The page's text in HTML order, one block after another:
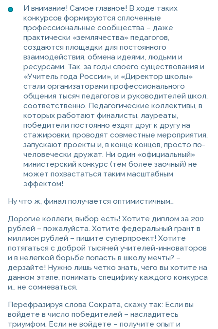
И внимание! Самое главное! В ходе таких
конкурсов формируются сплоченные
профессиональные сообщества – даже
практически «землячества» педагогов,
создаются площадки для постоянного
взаимодействия, обмена идеями, людьми и
ресурсами. Так, за годы своего существования и
«Учитель года России», и «Директор школы»
стали организаторами профессионального
общения тысяч педагогов и руководителей школ,
соответственно. Педагогические коллективы, в
которых работают финалисты, лауреаты,
победители постоянно ездят друг к другу на
стажировки, проводят совместные мероприятия,
запускают проекты и, в конце концов, просто по-
человечески дружат. Ни один «официальный»
министерский конкурс (тем более заочный) не
может похвастаться таким масштабным
эффектом!
Ну что ж, финал получается оптимистичным…
Дорогие коллеги, выбор есть! Хотите диплом за 200
рублей – пожалуйста. Хотите федеральный грант в
миллион рублей – пишите суперпроект! Хотите
потягаться с доброй тысячей учителей-инноваторов
и в нелегкой борьбе попасть в школу мечты? –
дерзайте! Нужно лишь четко знать, чего вы хотите на
данном этапе, понимать специфику каждого конкурса
и… не сомневаться.
Перефразируя слова Сократа, скажу так: Если вы
войдете в число победителей – насладитесь
триумфом. Если не войдете – получите опыт и